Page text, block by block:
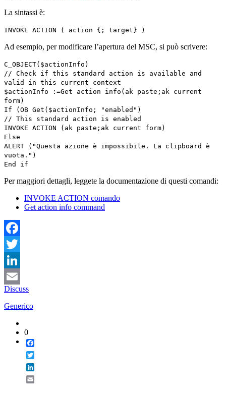
La sintassi è:
INVOKE ACTION ( action {; target} )
Ad esempio, per modificare l’apertura del MSC, si può scrivere:
C_OBJECT( $actionInfo )
// Check if this standard action is available and
valid in this current context
$actionInfo :=Get action info ( ak paste ; ak current
form)
If (OB Get ( $actionInfo ; "enabled")
// This standard action is enabled
INVOKE ACTION ( ak paste ; ak current form)
Else
ALERT ("Questa azione è impossibile. La clipboard è
vuota.")
End if
Per maggiori dettagli, leggete la documentazione di questi comandi:
INVOKE ACTION comando
Get action info command
Facebook
Twitter
LinkedIn
Email
Discuss
Generico
0